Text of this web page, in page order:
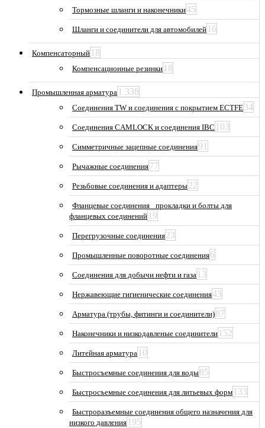
Тормозные шланги и наконечники45
Шланги и соединители для автомобилей 16
Компенсаторный 18
Компенсационные резинки 18
Промышленная арматура 1 338
Соединения TW и соединения с покрытием ECTFE34
Соединения CAMLOCK и соединения IBC 103
Симметричные зацепные соединения91
Рычажные соединения77
Резьбовые соединения и адаптеры22
Фланцевые соединения_ прокладки и болты для
фланцевых соединений 19
Перегрузочные соединения23
Промышленные поворотные соединения6
Соединения для добычи нефти и газа 13
Нержавеющие гигиенические соединения43
Арматура (трубы, фитинги и соединители)87
Наконечники и низкодавленые соединители 152
Литейная арматура 10
Быстросъемные соединения для воды85
Быстросъемные соединения для литьевых форм 133
Быстроразъемные соединения общего назначения для
низкого давления 195